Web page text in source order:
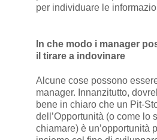
per individuare le
In che modo i manager
il tirare a indovinare
Alcune cose possono
manager. Innanzitutto,
bene in chiaro che un Pit-
dell’Opportunità (o come lo
chiamare) è un’opportunità